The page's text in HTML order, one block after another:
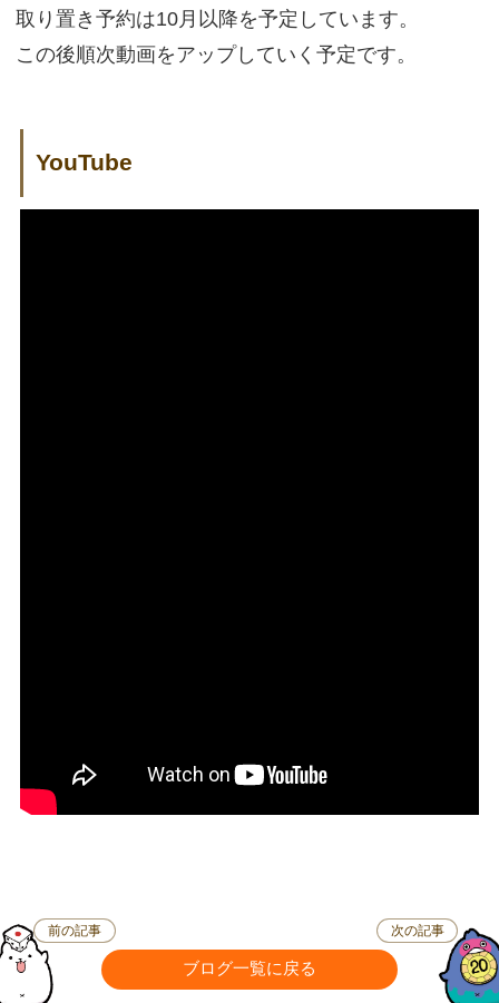
取り置き予約は10月以降を予定しています。
この後順次動画をアップしていく予定です。
YouTube
前の記事
ブログ一覧に戻る
次の記事